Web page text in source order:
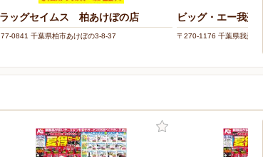
ラッグセイムス 柏あけぼの店
0841 千葉県柏市あけぼの3-8-37
ビッグ・エー我孫
〒270-1176 千葉県我孫子